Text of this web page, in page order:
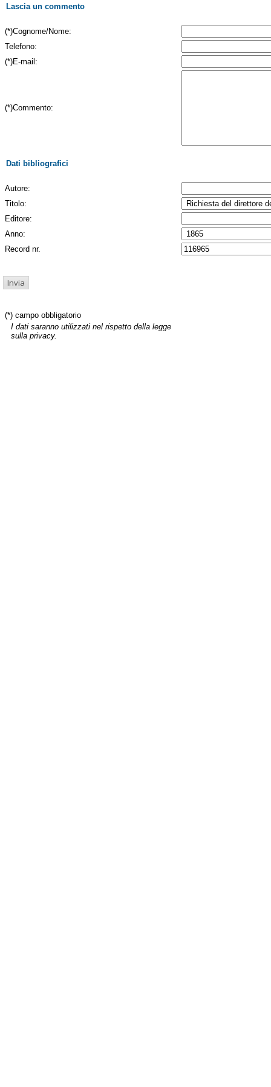
Lascia un commento
(*)Cognome/Nome:
Telefono:
(*)E-mail:
(*)Commento:
Dati bibliografici
Autore:
Titolo:
Editore:
Anno:
Record nr.
(*) campo obbligatorio
I dati saranno utilizzati nel rispetto della legge
sulla privacy.